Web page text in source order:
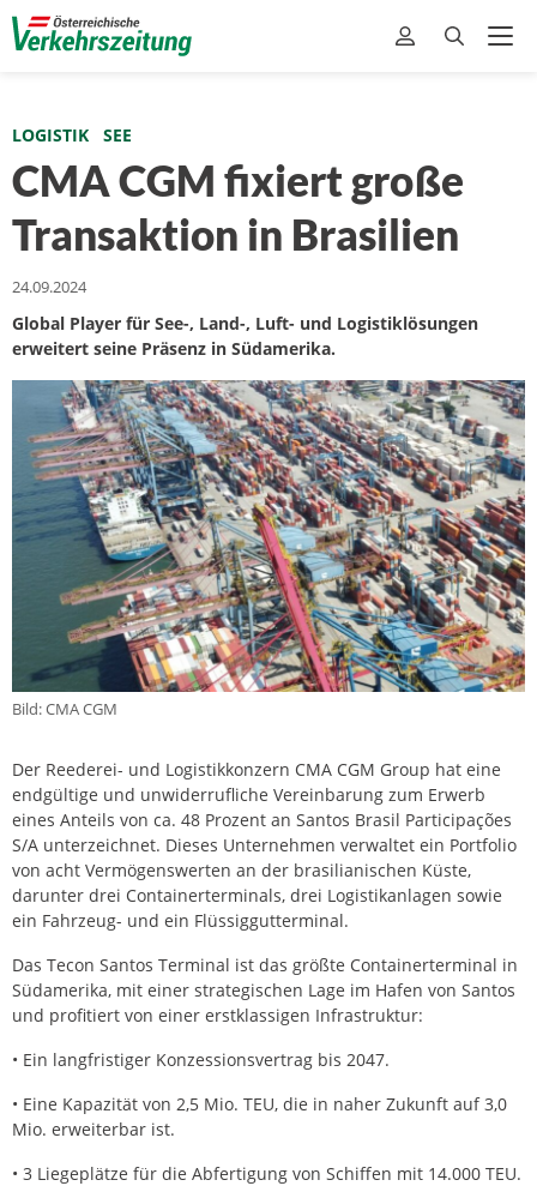
LOGISTIK SEE
CMA CGM fixiert große
Transaktion in Brasilien
24.09.2024
Global Player für See-, Land-, Luft- und Logistiklösungen
erweitert seine Präsenz in Südamerika.
Bild: CMA CGM
Der Reederei- und Logistikkonzern CMA CGM Group hat eine
endgültige und unwiderrufliche Vereinbarung zum Erwerb
eines Anteils von ca. 48 Prozent an Santos Brasil Participações
S/A unterzeichnet. Dieses Unternehmen verwaltet ein Portfolio
von acht Vermögenswerten an der brasilianischen Küste,
darunter drei Containerterminals, drei Logistikanlagen sowie
ein Fahrzeug- und ein Flüssiggutterminal.
Das Tecon Santos Terminal ist das größte Containerterminal in
Südamerika, mit einer strategischen Lage im Hafen von Santos
und profitiert von einer erstklassigen Infrastruktur:
• Ein langfristiger Konzessionsvertrag bis 2047.
• Eine Kapazität von 2,5 Mio. TEU, die in naher Zukunft auf 3,0
Mio. erweiterbar ist.
• 3 Liegeplätze für die Abfertigung von Schiffen mit 14.000 TEU.